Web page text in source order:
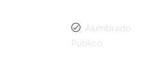
Alumbrado
Público